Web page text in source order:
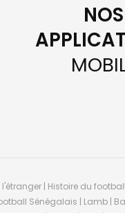
NOS
| Histoire du
Sénégalais | Lamb |